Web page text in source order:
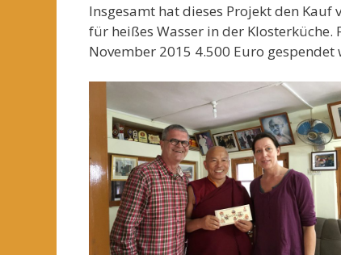
Insgesamt hat dieses Projekt den
für heißes Wasser in der
November 2015 4.500 Euro gespendet